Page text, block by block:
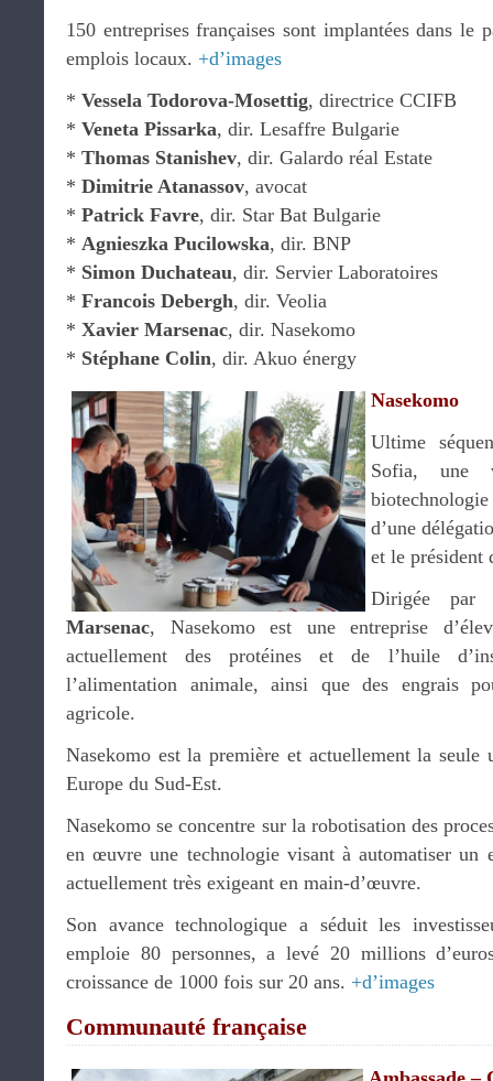
150 entreprises françaises sont implantées dans le
emplois locaux. +d’images
* Vessela Todorova-Mosettig, directrice CCIFB
* Veneta Pissarka, dir. Lesaffre Bulgarie
* Thomas Stanishev, dir. Galardo réal Estate
* Dimitrie Atanassov, avocat
* Patrick Favre, dir. Star Bat Bulgarie
* Agnieszka Pucilowska, dir. BNP
* Simon Duchateau, dir. Servier Laboratoires
* Francois Debergh, dir. Veolia
* Xavier Marsenac, dir. Nasekomo
* Stéphane Colin, dir. Akuo énergy
Nasekomo
Ultime
Sofia, une
d’une
et le président
Dirigée par
Marsenac, Nasekomo est une entreprise
actuellement des protéines et de l’huile
l’alimentation animale, ainsi que des engrais
agricole.
Nasekomo est la première et actuellement la seule
Europe du Sud-Est.
Nasekomo se concentre sur la robotisation des
en œuvre une technologie visant à automatiser un
actuellement très exigeant en main-d’œuvre.
Son avance technologique a séduit les
emploie 80 personnes, a levé 20 millions
croissance de 1000 fois sur 20 ans. +d’images
Communauté française